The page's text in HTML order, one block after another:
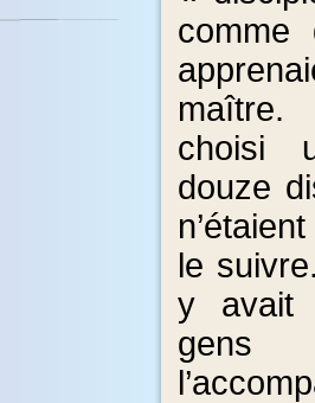
comme
choisi
douze
le
y avait